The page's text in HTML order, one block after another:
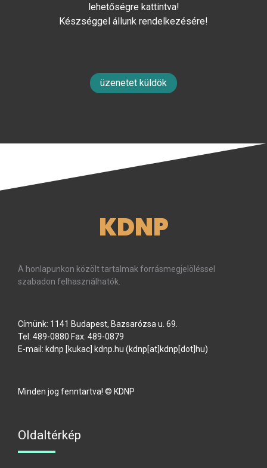
lehetőségre kattintva!
Készséggel állunk rendelkezésére!
üzenetet küldök
KDNP
A honlapunkon közölt tartalmak forrásmegjelöléssel
szabadon felhasználhatók.
Címünk: 1141 Budapest, Bazsarózsa u. 69.
Tel: 489-0880 Fax: 489-0879
E-mail: kdnp [kukac] kdnp hu (kdnp[at]kdnp[dot]hu)
Minden jog fenntartva! © KDNP
Oldaltérkép